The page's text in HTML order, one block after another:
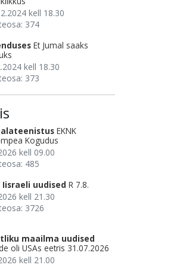
kell 18.30
374
Et Jumal saaks
kell 18.30
373
EKNK
Kogudus
kell 09.00
485
Iisraeli uudised R 7.8.
kell 21.30
3726
maailma uudised
oli USAs eetris 31.07.2026
kell 21.00